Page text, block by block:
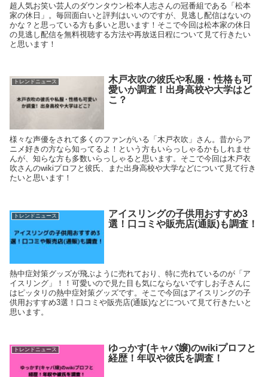
超人気お笑い芸人のダウンタウン松本人志さんの冠番組である「松本
家の休日」。毎回面白いと評判はいいのですが、見逃し配信はないの
かな？と思っている方も多いと思います！そこで今回は松本家の休日
の見逃し配信を無料視聴する方法や再放送日程について見て行きたい
と思います！
トレンドニュース
木戸衣吹の彼氏や私服・性格も可
愛いか調査！出身高校や大学はど
こ？
様々な声優をされて多くのファンがいる「木戸衣吹」さん。昔からア
ニメ好きの方なら知ってるよ！という方もいらっしゃるかもしれませ
んが、知らな方も多数いらっしゃると思います。そこで今回は木戸衣
吹さんのwikiプロフと彼氏、また出身高校や大学などについて見て行き
たいと思います！
トレンドニュース
アイスリングの子供用おすすめ3
選！口コミや販売店(通販)も調査！
熱中症対策グッズが飛ぶように売れており、特に売れているのが「ア
イスリング」！！可愛いので見た目も気にならないですしお子さんに
はピッタリの熱中症対策グッズです。そこで今回はアイスリングの子
供用おすすめ3選！口コミや販売店(通販)などについて見て行きたいと
思います。
トレンドニュース
ゆっかす(キャバ嬢)のwikiプロフと
経歴！年収や彼氏を調査！